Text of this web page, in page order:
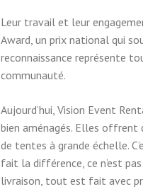
Leur travail et leur
Award, un prix national qui
reconnaissance représente
communauté.
Aujourd’hui, Vision Event
bien aménagés. Elles offrent
de tentes à grande échelle.
fait la différence, ce n’est
livraison, tout est fait avec